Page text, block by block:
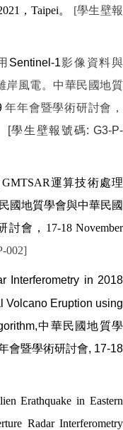
，Taipei。
[學生壁報
Sentinel-1影像資料與
岸風電。中華民國地質
年年會暨學術研討會 ，
[學生壁報號碼: G3-P-
GMTSAR運算技術處理
國地質學會與中華民國
討會， 17-18 November
002]
Interferometry in 2018
Volcano Eruption using
中華民國地質學
會暨學術研討會, 17-18
Erathquake in Eastern
Radar Interferometry